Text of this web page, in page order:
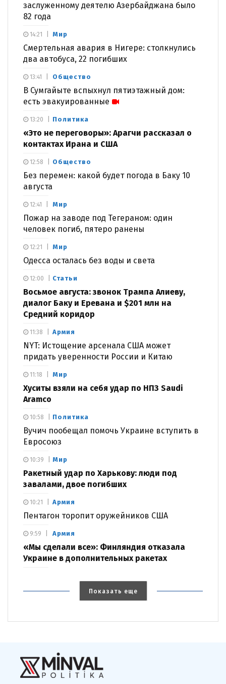
заслуженному деятелю Азербайджана было
82 года
Мир
Смертельная авария в Нигере: столкнулись
два автобуса, 22 погибших
14:21
Общество
В Сумгайыте вспыхнул пятиэтажный дом:
есть эвакуированные
13:41
Политика
«Это не переговоры»: Арагчи рассказал о
контактах Ирана и США
13:20
Общество
Без перемен: какой будет погода в Баку 10
августа
12:58
Мир
Пожар на заводе под Тегераном: один
человек погиб, пятеро ранены
12:41
Мир
Одесса осталась без воды и света
12:21
Статьи
Восьмое августа: звонок Трампа Алиеву,
диалог Баку и Еревана и $201 млн на
Средний коридор
12:00
Армия
NYT: Истощение арсенала США может
придать уверенности России и Китаю
11:38
Мир
Хуситы взяли на себя удар по НПЗ Saudi
Aramco
11:18
Политика
Вучич пообещал помочь Украине вступить в
Евросоюз
10:58
Мир
Ракетный удар по Харькову: люди под
завалами, двое погибших
10:39
Армия
Пентагон торопит оружейников США
10:21
Армия
«Мы сделали все»: Финляндия отказала
Украине в дополнительных ракетах
9:59
Показать еще